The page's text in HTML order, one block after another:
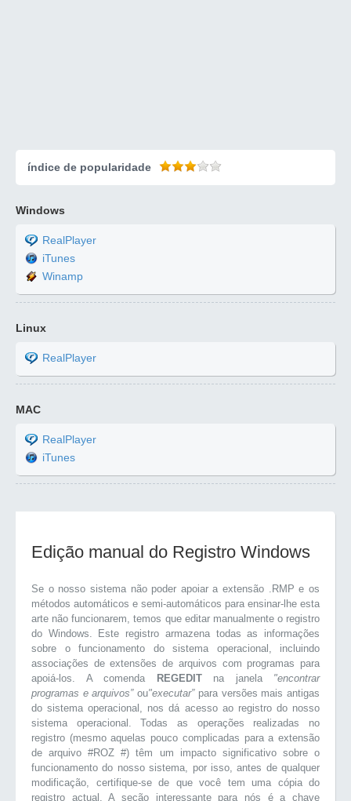
índice de popularidade
Windows
RealPlayer
iTunes
Winamp
Linux
RealPlayer
MAC
RealPlayer
iTunes
Edição manual do Registro Windows
Se o nosso sistema não poder apoiar a extensão .RMP e os
métodos automáticos e semi-automáticos para ensinar-lhe esta
arte não funcionarem, temos que editar manualmente o registro
do Windows. Este registro armazena todas as informações
sobre o funcionamento do sistema operacional, incluindo
associações de extensões de arquivos com programas para
apoiá-los. A comenda
REGEDITna janela "encontrar
programas e arquivos”ou"executar”para versões mais antigas
do sistema operacional, nos dá acesso ao registro do nosso
sistema operacional. Todas as operações realizadas no
registro (mesmo aquelas pouco complicadas para a extensão
de arquivo #ROZ #) têm um impacto significativo sobre o
funcionamento do nosso sistema, por isso, antes de qualquer
modificação, certifique-se de que você tem uma cópia do
registro actual. A seção interessante para nós é a chave